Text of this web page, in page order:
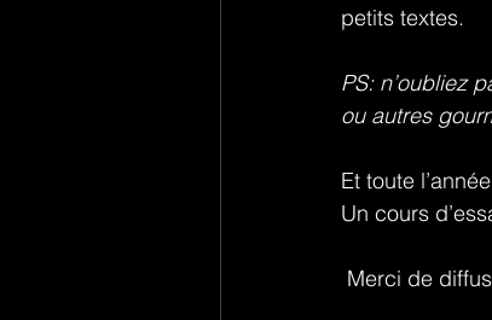
petits textes.
PS: n’oubliez
ou autres
Et toute
Un cours
Merci de